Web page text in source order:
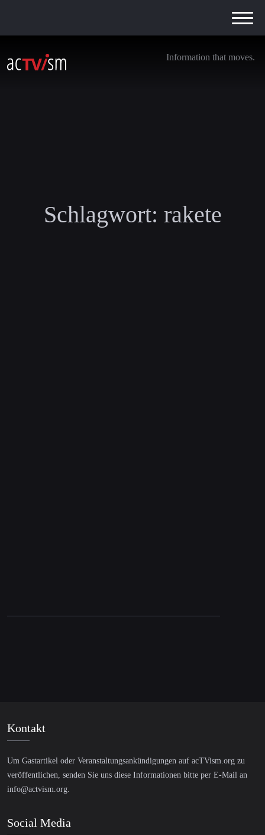
Information that moves.
Schlagwort: rakete
Kontakt
Um Gastartikel oder Veranstaltungsankündigungen auf acTVism.org zu
veröffentlichen, senden Sie uns diese Informationen bitte per E-Mail an
info@actvism.org
Social Media